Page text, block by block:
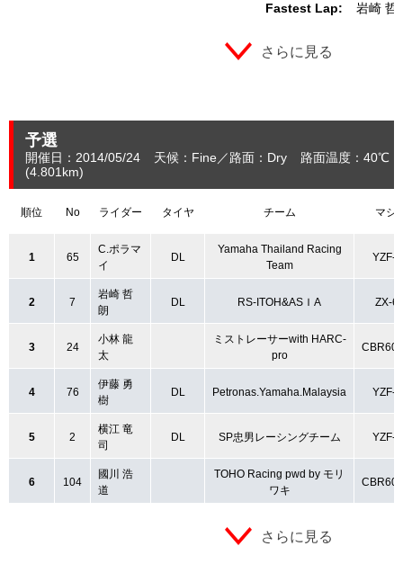
Fastest Lap:
岩崎 哲
さらに見る
予選
開催日：2014/05/24 天候：Fine 路面：Dry
路面温度：40℃
(4.801 km)
順位 No ライダー タイヤ チーム マシ
1 65
C.ポラマ
イ
DL
Yamaha Thailand Racing
Team
YZF-
2 7
岩崎 哲
朗
DL RS-ITOH&ASＩA ZX-
3 24
小林 龍
太
ミストレーサーwith HARC-
pro
4 76
伊藤 勇
樹
DL Petronas.Yamaha.Malaysia YZF-
5 2
横江 竜
司
DL SP忠男レーシングチーム YZF-
6 104
國川 浩
道
TOHO Racing pwd by モリ
ワキ
さらに見る